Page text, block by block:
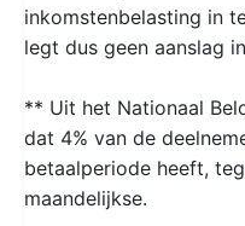
inkomstenbelasting in
legt dus geen aanslag
** Uit het Nationaal
dat 4% van de
betaalperiode heeft,
maandelijkse.